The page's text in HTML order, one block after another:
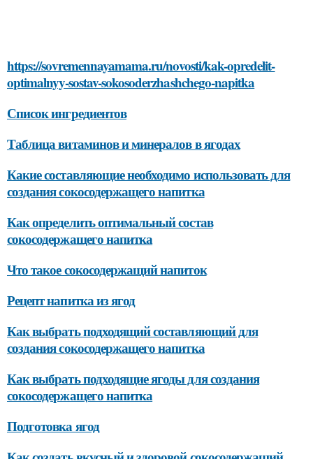
https://sovremennayamama.ru/novosti/kak-opredelit-
optimalnyy-sostav-sokosoderzhashchego-napitka
Список ингредиентов
Таблица витаминов и минералов в ягодах
Какие составляющие необходимо использовать для
создания сокосодержащего напитка
Как определить оптимальный состав
сокосодержащего напитка
Что такое сокосодержащий напиток
Рецепт напитка из ягод
Как выбрать подходящий составляющий для
создания сокосодержащего напитка
Как выбрать подходящие ягоды для создания
сокосодержащего напитка
Подготовка ягод